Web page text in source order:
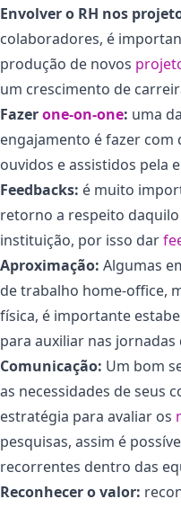
Envolver o RH nos
colaboradores, é
produção de novos
um crescimento de
Fazerone-on-one: uma
engajamento é fazer com
ouvidos e assistidos pela
Feedbacks: é muito
retorno a respeito
instituição, por isso dar
Aproximação: Algumas
de trabalho home-office,
física, é importante
para auxiliar nas jornadas
Comunicação: Um bom
as necessidades de seus
estratégia para avaliar os
pesquisas, assim é
recorrentes dentro das
Reconhecer o valor: